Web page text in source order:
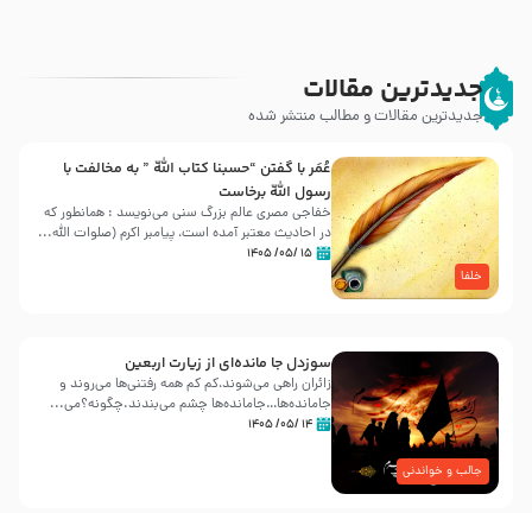
جدیدترین مقالات
جدیدترین مقالات و مطالب منتشر شده
خلفا
عُمَر با گفتن “حسبنا كتاب اللّه ” به مخالفت با
رسول اللّه برخاست
خفاجی مصری عالم بزرگ سنی می‌نویسد : همانطور که
در احادیث معتبر آمده است، پیامبر اکرم (صلوات اللّه...
۱۵ /۰۵/ ۱۴۰۵
جالب و خواندنی
سوزدل جا مانده‌ای از زیارت اربعین
زائران راهی می‌شوند،کم‌ کم همه رفتنی‌ها می‌روند و
جامانده‌ها…جامانده‌ها چشم می‌بندند.چگونه؟می‌...
۱۴ /۰۵/ ۱۴۰۵